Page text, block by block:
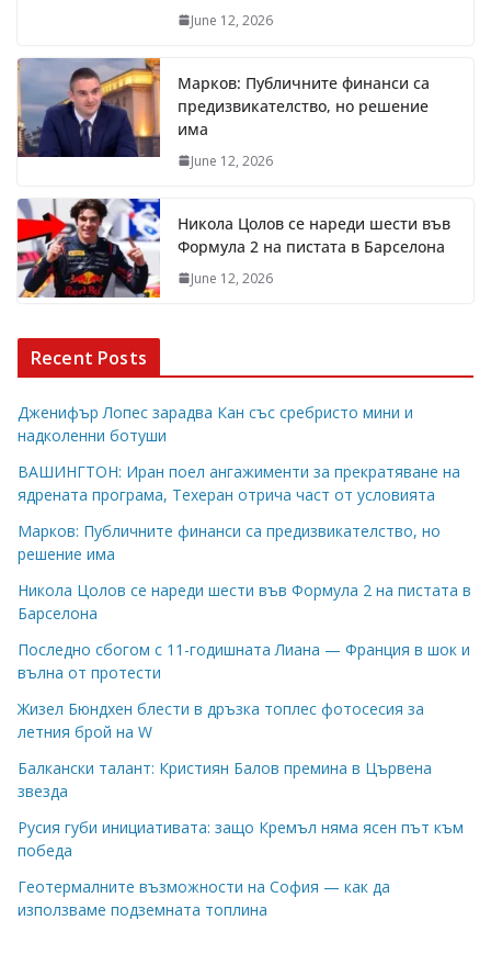
June 12, 2026
Марков: Публичните финанси са
предизвикателство, но решение
има
June 12, 2026
Никола Цолов се нареди шести във
Формула 2 на пистата в Барселона
June 12, 2026
Recent Posts
Дженифър Лопес зарадва Кан със сребристо мини и
надколенни ботуши
ВАШИНГТОН: Иран поел ангажименти за прекратяване на
ядрената програма, Техеран отрича част от условията
Марков: Публичните финанси са предизвикателство, но
решение има
Никола Цолов се нареди шести във Формула 2 на пистата в
Барселона
Последно сбогом с 11-годишната Лиана — Франция в шок и
вълна от протести
Жизел Бюндхен блести в дръзка топлес фотосесия за
летния брой на W
Балкански талант: Кристиян Балов премина в Цървена
звезда
Русия губи инициативата: защо Кремъл няма ясен път към
победа
Геотермалните възможности на София — как да
използваме подземната топлина